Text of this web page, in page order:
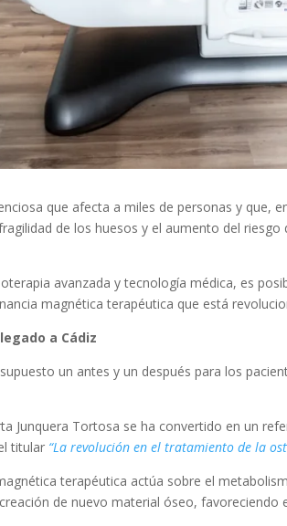
que afecta a miles de personas y que,
de los huesos y el aumento del
avanzada y tecnología médica, es
magnética terapéutica que está
a Cádiz
un antes y un después para los
Junquera Tortosa se ha convertido en un
titular “La revolución en el tratamiento de la
terapéutica actúa sobre el
de nuevo material óseo, favoreciendo